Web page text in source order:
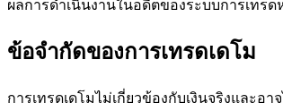
ผลการดำเนินงานในอดีตของระบบการเท
ข้อจำกัดของการเทรดเดโม
การเทรดเดโมไม่เกี่ยวข้องกับเงินจริงและ